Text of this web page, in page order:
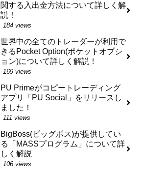
関する入出金方法について詳しく解
説！
184 views
世界中の全てのトレーダーが利用で
きるPocket Option(ポケットオプシ
ョン)について詳しく解説！
169 views
PU Primeがコピートレーディング
アプリ「PU Social」をリリースし
ました！
111 views
BigBoss(ビッグボス)が提供してい
る「MASSプログラム」について詳
しく解説
106 views